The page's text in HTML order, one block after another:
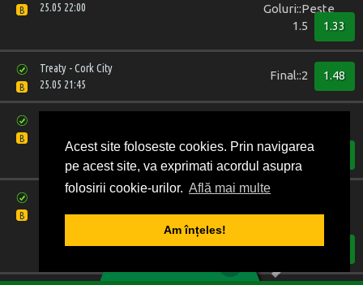
Acest site foloseste cookies. Prin navigarea
pe acest site, va exprimati acordul asupra
folosirii cookie-urilor. Află mai multe
Am înțeles!
B
25.05 22:00
Goluri::Peste
1.5
1.33
B
Treaty - Cork City
25.05 21:45
Final::2 1.48
B
2.5
B
Saint Mirren - Partick Thistle
25.05 22:00
Metoda
calificarii::1
minute